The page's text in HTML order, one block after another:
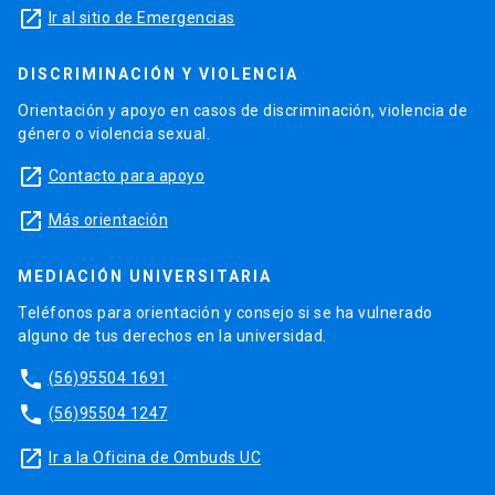
launch Ir al sitio de Emergencias
DISCRIMINACIÓN Y VIOLENCIA
Orientación y apoyo en casos de discriminación, violencia de
género o violencia sexual.
launch Contacto para apoyo
launch Más orientación
MEDIACIÓN UNIVERSITARIA
Teléfonos para orientación y consejo si se ha vulnerado
alguno de tus derechos en la universidad.
phone (56)95504 1691
phone (56)95504 1247
launch Ir a la Oficina de Ombuds UC